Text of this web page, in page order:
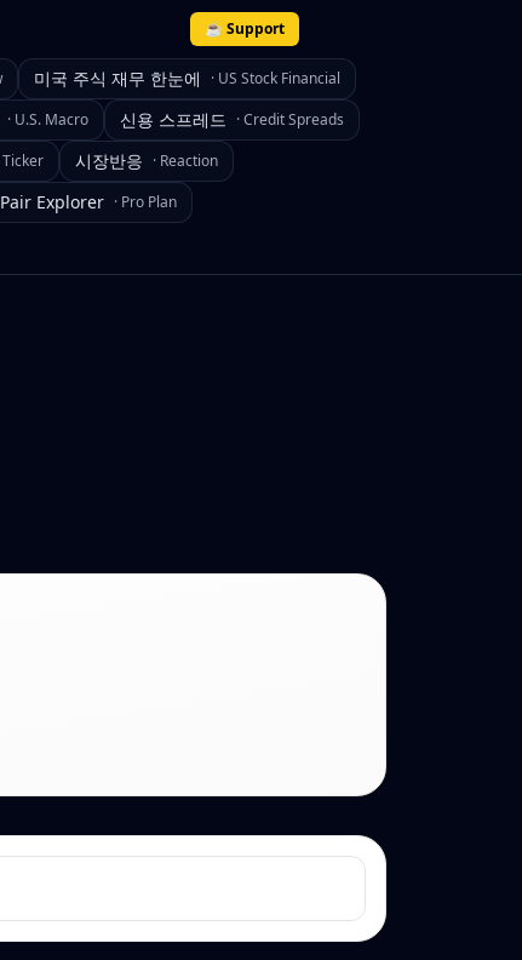
☕ Support
미국 주식 재무 한눈에 · US Stock Financial
· U.S. Macro 신용 스프레드 ·Credit Spreads
Ticker 시장반응 · Reaction
Explorer · Pro Plan